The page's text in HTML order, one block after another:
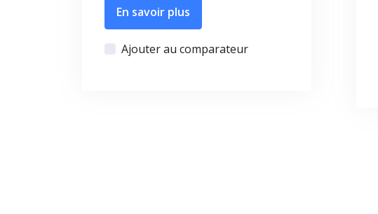
En savoir plus
Ajouter au comparateur